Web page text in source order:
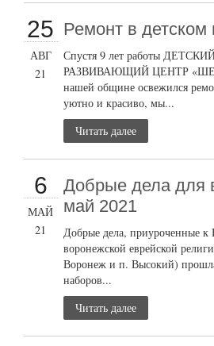
25
АВГ
21
Ремонт в детском
Спустя 9 лет работы
РАЗВИВАЮЩИЙ ЦЕНТР
нашей общине освежился
уютно и красиво, мы...
Читать далее
6
МАЙ
21
Добрые дела для
май 2021
Добрые дела, приуроченные
воронежской еврейской
Воронеж и п. Высокий)
наборов...
Читать далее